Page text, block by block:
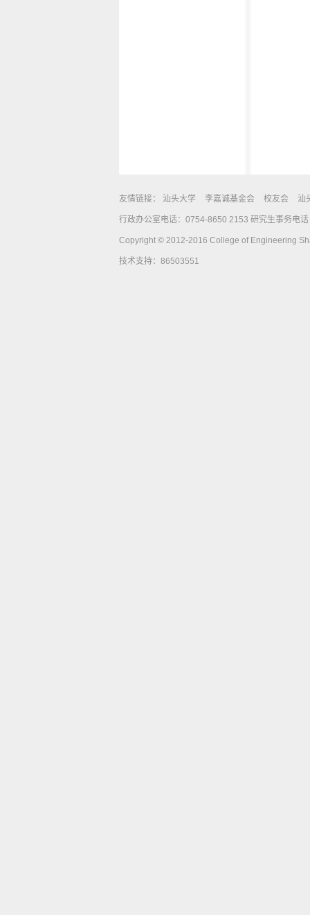
友情链接： 汕头大学 李嘉诚基金会 校友会 汕
行政办公室电话：0754-8650 2153 研究生事务电
Copyright © 2012-2016 College of Engineering
技术支持：86503551